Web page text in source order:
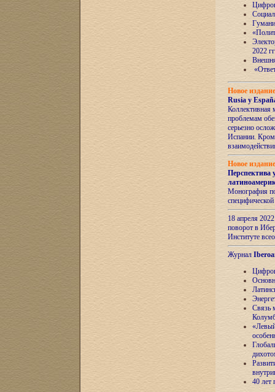
2022
Новое
Rusia y
Коллективная
проблемам
серьезно
Испании.
Новое
Перспектива
Монография
18 апреля
поворот в
Институте
Журнал
Связь
40 лет